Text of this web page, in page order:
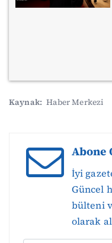
Kaynak: Haber Merkezi
Abone
İyi
Güncel
bülteni
olarak